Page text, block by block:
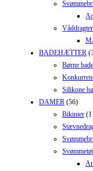
Våddragter
BADEHÆTTER
Børne
Silikone
DAMER (56)
Bikinier
Svømmetøj